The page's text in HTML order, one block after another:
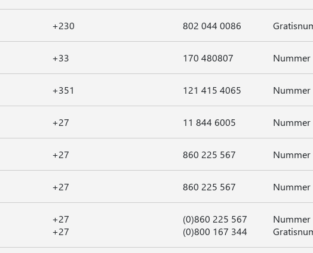
+230 802 044 0086
+33 170 480807
+351 121 415 4065
+27 11 844 6005
+27 860 225 567
+27 860 225 567
+27
+27
(0)860 225 567
(0)800 167 344